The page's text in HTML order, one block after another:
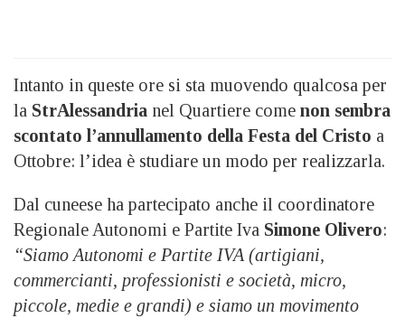
Intanto in queste ore si sta muovendo qualcosa per
la StrAlessandria nel Quartiere come non sembra
scontato l’annullamento della Festa del Cristo a
Ottobre: l’idea è studiare un modo per realizzarla.
Dal cuneese ha partecipato anche il coordinatore
Regionale Autonomi e Partite Iva Simone Olivero:
“Siamo Autonomi e Partite IVA (artigiani,
commercianti, professionisti e società, micro,
piccole, medie e grandi) e siamo un movimento